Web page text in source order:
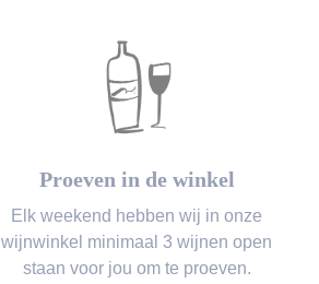
Proeven in de winkel
Elk weekend hebben wij in onze
wijnwinkel minimaal 3 wijnen open
staan voor jou om te proeven.